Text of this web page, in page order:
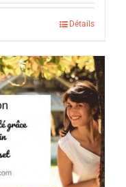
Détails